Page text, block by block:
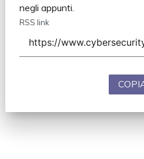
negli appunti.
RSS link